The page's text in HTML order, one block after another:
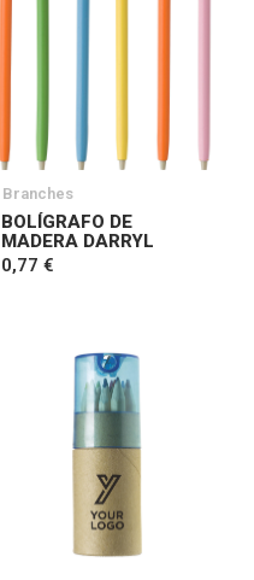
Branches
BOLÍGRAFO DE
MADERA DARRYL
0,77 €